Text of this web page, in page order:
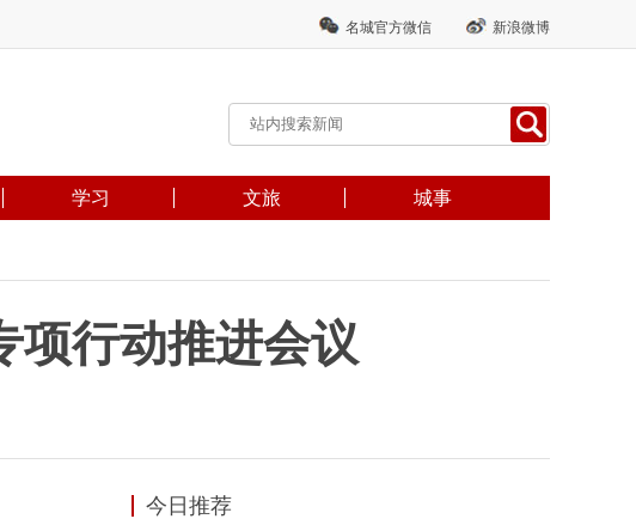
名城官方微信 新浪微博
学习 文旅 城事
项行动推进会议
今日推荐